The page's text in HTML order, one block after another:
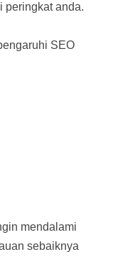
peringkat anda.
SEO
mendalami
sebaiknya